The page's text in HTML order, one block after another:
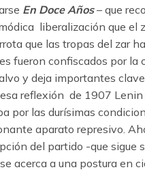
En Doce Años– que
liberalización que el
que las tropas del zar
fueron confiscados por la
y deja importantes
reflexión de 1907
por las durísimas
aparato represivo.
del partido -que sigue
acerca a una postura en